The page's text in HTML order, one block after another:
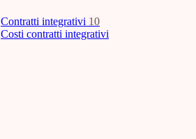
Contratti integrativi 10
Costi contratti integrativi